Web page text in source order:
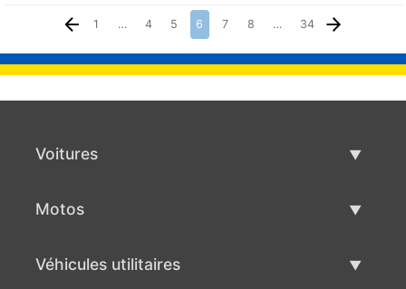
1 … 4 5 6 7 8 … 34
Voitures
Motos
Véhicules utilitaires